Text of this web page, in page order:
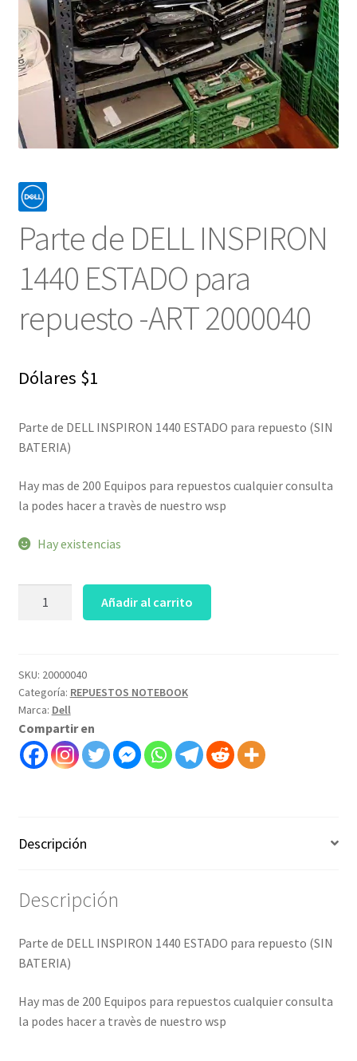
Parte de DELL INSPIRON
1440 ESTADO para
repuesto -ART 2000040
Dólares $1
Parte de DELL INSPIRON 1440 ESTADO para repuesto (SIN
BATERIA)
Hay mas de 200 Equipos para repuestos cualquier consulta
la podes hacer a travès de nuestro wsp
Hay existencias
1440
ESTADO
para
repuesto
-
ART
Añadir al carrito
SKU: 20000040
Categoría: REPUESTOS NOTEBOOK
Marca: Dell
Compartir en
Descripción
Descripción
Parte de DELL INSPIRON 1440 ESTADO para repuesto (SIN
BATERIA)
Hay mas de 200 Equipos para repuestos cualquier consulta
la podes hacer a travès de nuestro wsp